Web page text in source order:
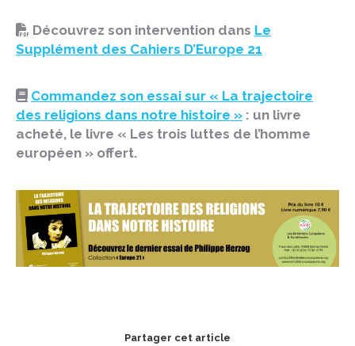
Découvrez son intervention dans Le
Supplément des Cahiers D’Europe 21
Commandez son essai sur « La trajectoire
des religions dans notre histoire » : un livre
acheté, le livre « Les trois luttes de l’homme
européen » offert.
Partager cet article